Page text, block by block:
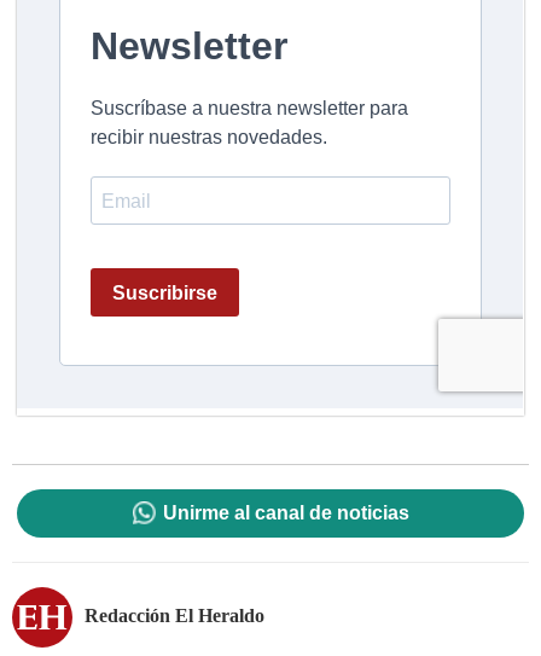
Unirme al canal de noticias
Redacción El Heraldo